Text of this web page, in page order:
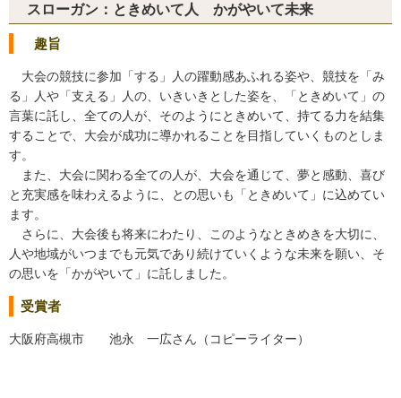
スローガン：ときめいて人 かがやいて未来
趣旨
大会の競技に参加「する」人の躍動感あふれる姿や、競技を「み
る」人や「支える」人の、いきいきとした姿を、「ときめいて」の
言葉に託し、全ての人が、そのようにときめいて、持てる力を結集
することで、大会が成功に導かれることを目指していくものとしま
す。
また、大会に関わる全ての人が、大会を通じて、夢と感動、喜び
と充実感を味わえるように、との思いも「ときめいて」に込めてい
ます。
さらに、大会後も将来にわたり、このようなときめきを大切に、
人や地域がいつまでも元気であり続けていくような未来を願い、そ
の思いを「かがやいて」に託しました。
受賞者
大阪府高槻市 池永 一広さん（コピーライター）